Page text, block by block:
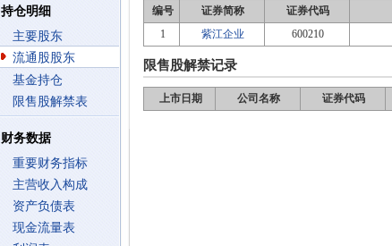
持仓明细
主要股东
流通股股东
基金持仓
限售股解禁表
财务数据
重要财务指标
主营收入构成
资产负债表
现金流量表
编号 证券简称 证券代码
1
紫江企业 600210
限售股解禁记录
上市日期 公司名称 证券代码